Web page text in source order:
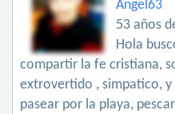
Angel63
53 años
Hola
compartir la fe cristiana,
extrovertido , simpatico, y
pasear por la playa,